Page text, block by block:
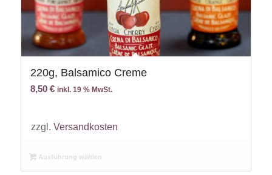
220g, Balsamico Creme
8,50 € inkl. 19 % MwSt.
zzgl. Versandkosten
Ausführung wählen